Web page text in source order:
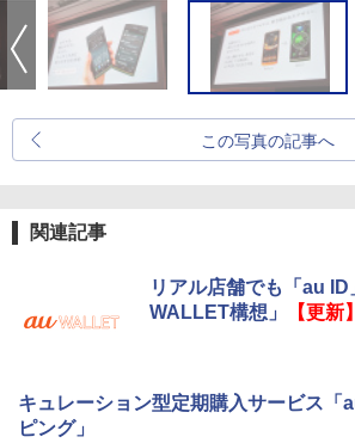
この写真の記事へ
関連記事
リアル店舗でも「au
WALLET構想」
【更新】
キュレーション型定期購入サービス「
ピング」